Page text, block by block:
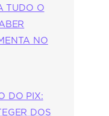
TUDO O
NO
DO PIX:
DOS